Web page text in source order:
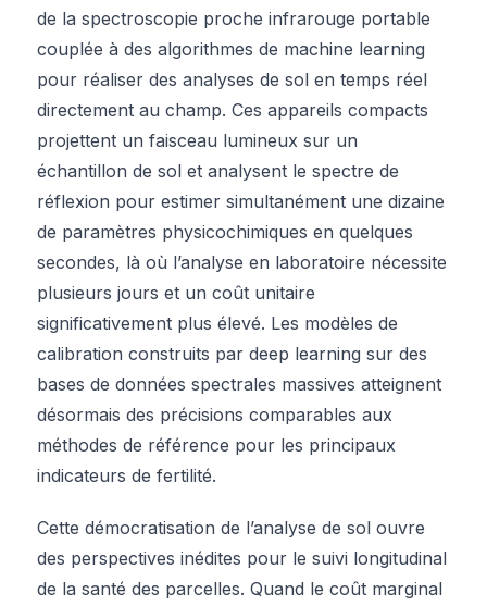
de la spectroscopie proche infrarouge portable
couplée à des algorithmes de machine learning
pour réaliser des analyses de sol en temps réel
directement au champ. Ces appareils compacts
projettent un faisceau lumineux sur un
échantillon de sol et analysent le spectre de
réflexion pour estimer simultanément une dizaine
de paramètres physicochimiques en quelques
secondes, là où l’analyse en laboratoire nécessite
plusieurs jours et un coût unitaire
significativement plus élevé. Les modèles de
calibration construits par deep learning sur des
bases de données spectrales massives atteignent
désormais des précisions comparables aux
méthodes de référence pour les principaux
indicateurs de fertilité.
Cette démocratisation de l’analyse de sol ouvre
des perspectives inédites pour le suivi longitudinal
de la santé des parcelles. Quand le coût marginal